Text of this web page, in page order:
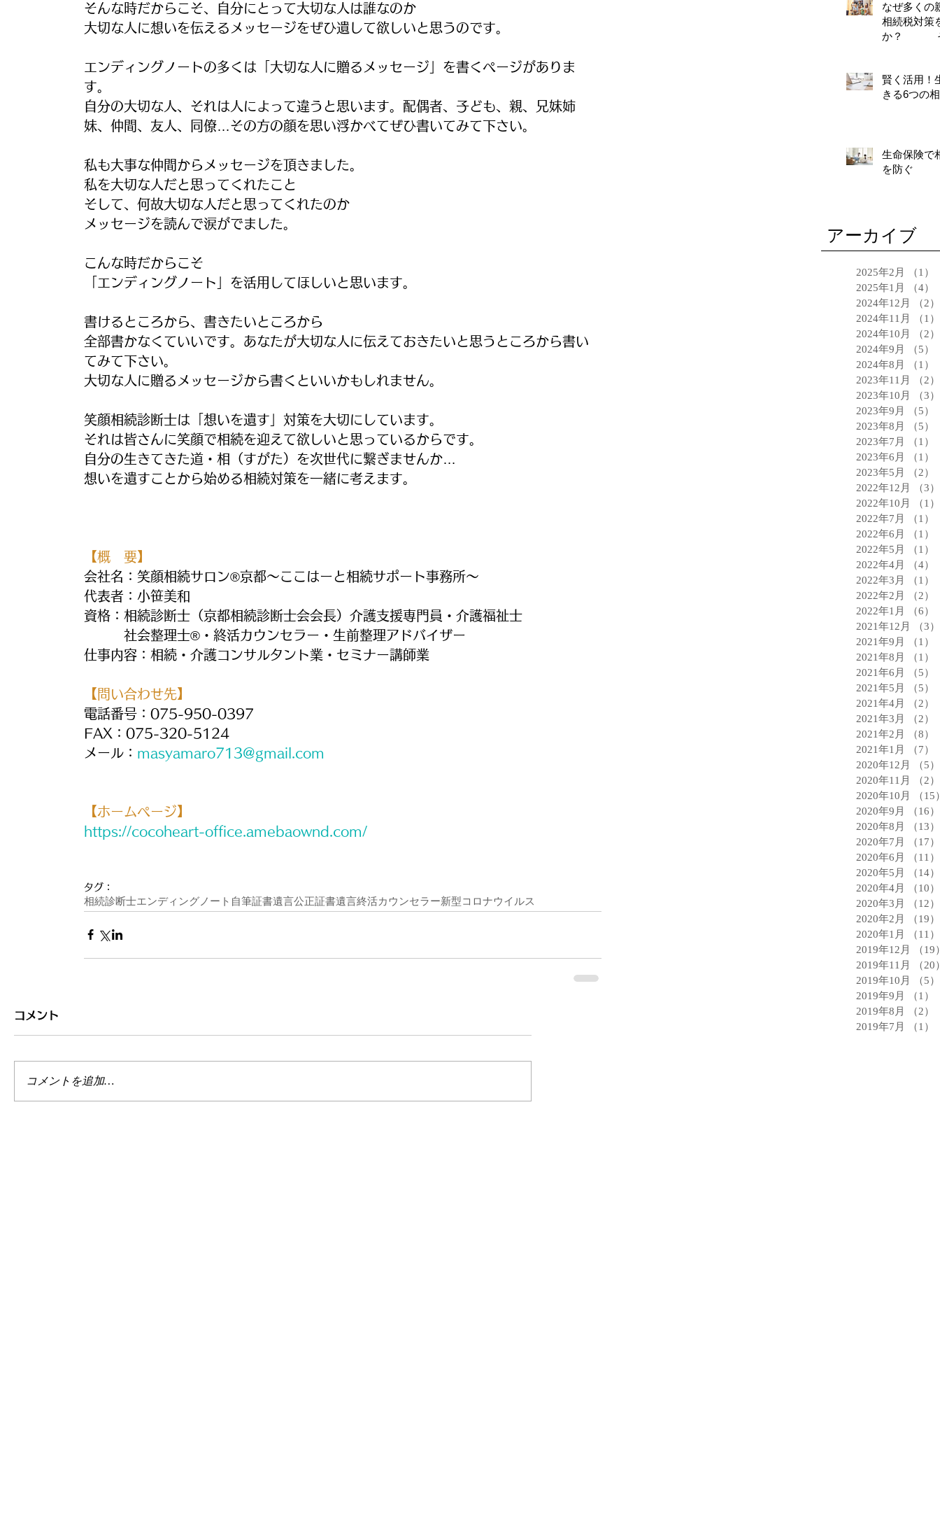
そんな時だからこそ、自分にとって大切な人は誰なのか
大切な人に想いを伝えるメッセージをぜひ遺して欲しいと思うのです。
エンディングノートの多くは「大切な人に贈るメッセージ」を書くページがありま
す。
自分の大切な人、それは人によって違うと思います。配偶者、子ども、親、兄妹姉
妹、仲間、友人、同僚…その方の顔を思い浮かべてぜひ書いてみて下さい。
私も大事な仲間からメッセージを頂きました。
私を大切な人だと思ってくれたこと
そして、何故大切な人だと思ってくれたのか
メッセージを読んで涙がでました。
こんな時だからこそ
「エンディングノート」を活用してほしいと思います。
書けるところから、書きたいところから
全部書かなくていいです。あなたが大切な人に伝えておきたいと思うところから書い
てみて下さい。
大切な人に贈るメッセージから書くといいかもしれません。
笑顔相続診断士は「想いを遺す」対策を大切にしています。
それは皆さんに笑顔で相続を迎えて欲しいと思っているからです。
自分の生きてきた道・相（すがた）を次世代に繋ぎませんか…
想いを遺すことから始める相続対策を一緒に考えます。
【概　要】
会社名：笑顔相続サロン®京都～ここはーと相続サポート事務所～
代表者：小笹美和
資格：相続診断士（京都相続診断士会会長）介護支援専門員・介護福祉士
社会整理士®・終活カウンセラー・生前整理アドバイザー
仕事内容：相続・介護コンサルタント業・セミナー講師業
【問い合わせ先】
電話番号：075-950-0397
FAX：075-320-5124
メール： masyamaro713@gmail.com
【ホームページ】
https://cocoheart-office.amebaownd.com/
タグ：
相続診断士エンディングノート 自筆証書遺言公正証書遺言終活カウンセラー新型コロナウイルス
コメント
コメントを追加…
なぜ多くの
相続税対策
か？ そ
賢く活用！
きる6つの
生命保険で
を防ぐ
アーカイブ
2025年2月 （1）
2025年1月
（4）
2024年12月
（2）
2024年11月
（1）
2024年10月
（2）
2024年9月
（5）
2024年8月
（1）
2023年11月
（2）
2023年10月
（3）
2023年9月
（5）
2023年8月
（5）
2023年7月
（1）
2023年6月
（1）
2023年5月
（2）
2022年12月
（3）
2022年10月
（1）
2022年7月
（1）
2022年6月
（1）
2022年5月
（1）
2022年4月
（4）
2022年3月
（1）
2022年2月
（2）
2022年1月
（6）
2021年12月
（3）
2021年9月
（1）
2021年8月
（1）
2021年6月
（5）
2021年5月
（5）
2021年4月
（2）
2021年3月
（2）
2021年2月
（8）
2021年1月
（7）
2020年12月
（5）
2020年11月
（2）
2020年10月
（15
2020年9月
（16）
2020年8月
（13）
2020年7月
（17）
2020年6月
（11）
2020年5月
（14）
2020年4月
（10）
2020年3月
（12）
2020年2月
（19）
2020年1月
（11）
2019年12月
（19
2019年11月
（20
2019年10月
（5）
2019年9月
（1）
2019年8月
（2）
2019年7月
（1）